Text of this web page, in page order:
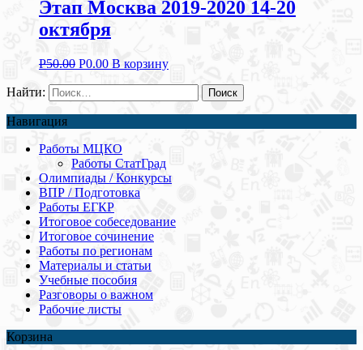
Этап Москва 2019-2020 14-20
октября
Р50.00 Р0.00 В корзину
Найти:
Навигация
Работы МЦКО
Работы СтатГрад
Олимпиады / Конкурсы
ВПР / Подготовка
Работы ЕГКР
Итоговое собеседование
Итоговое сочинение
Работы по регионам
Материалы и статьи
Учебные пособия
Разговоры о важном
Рабочие листы
Корзина